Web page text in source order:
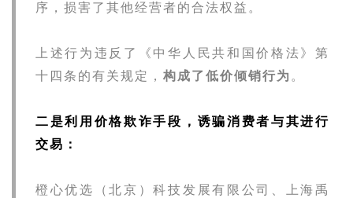
序，损害了其他经营者的合法权益。
上述行为违反了《中华人民共和国价格法》第
十四条的有关规定， 构成了低价倾销行为 。
二是利用价格欺诈手段，诱骗消费者与其进行
交易：
橙心优选（北京）科技发展有限公司、上海禹